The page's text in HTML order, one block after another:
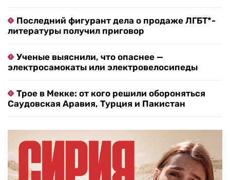
Последний фигурант дела о продаже ЛГБТ*-
литературы получил приговор
Ученые выяснили, что опаснее —
электросамокаты или электровелосипеды
Трое в Мекке: от кого решили обороняться
Саудовская Аравия, Турция и Пакистан